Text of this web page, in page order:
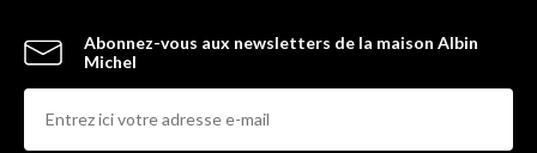
Abonnez-vous aux newsletters de la maison Albin
Michel